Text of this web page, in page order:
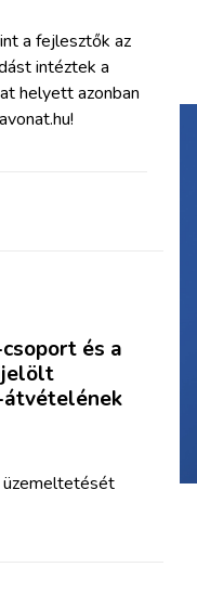
a fejlesztők az
intéztek a
helyett azonban
és a
üzemeltetését